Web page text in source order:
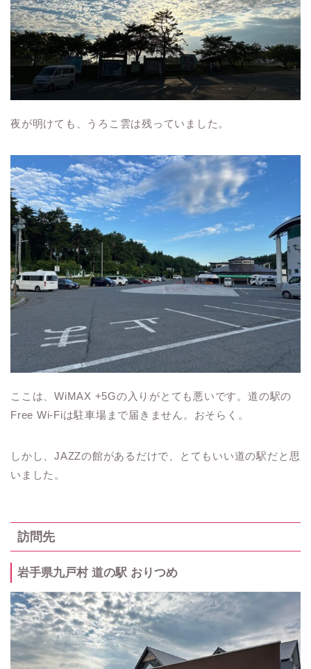
夜が明けても、うろこ雲は残っていました。
ここは、WiMAX +5Gの入りがとても悪いです。道の駅の
Free Wi-Fiは駐車場まで届きません。おそらく。
しかし、JAZZの館があるだけで、とてもいい道の駅だと思
いました。
訪問先
岩手県九戸村 道の駅 おりつめ